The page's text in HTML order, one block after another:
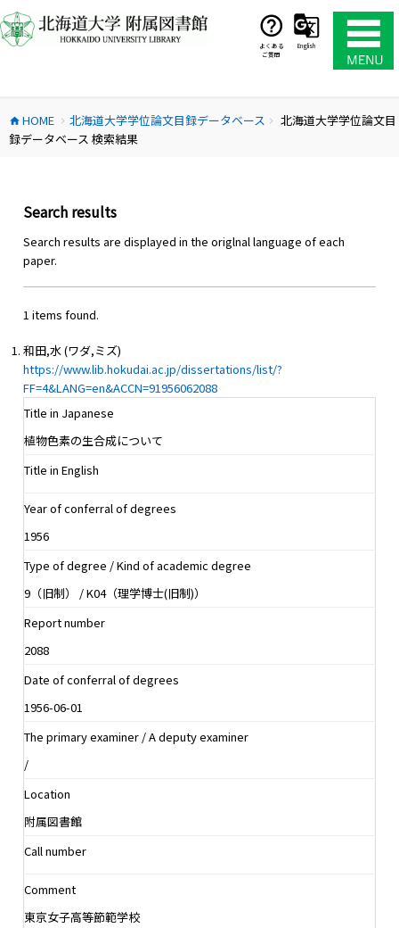
ン
テ
ス
キ
よくある
ご質問
English
home HOME chevron_right 北海道大学学位論文目録データベース chevron_right
北海道大学学位論文目
録データベース 検索結果
Search results
Search results are displayed in the origlnal language of each
paper.
1 items found.
和田,水 (ワダ,ミズ)
https://www.lib.hokudai.ac.jp/dissertations/list/?
FF=4&LANG=en&ACCN=91956062088
Title in Japanese
植物色素の生合成について
Title in English
Year of conferral of degrees
1956
Type of degree / Kind of academic degree
9（旧制） / K04（理学博士(旧制)）
Report number
2088
Date of conferral of degrees
1956-06-01
The primary examiner / A deputy examiner
/
Location
附属図書館
Call number
Comment
東京女子高等節範学校